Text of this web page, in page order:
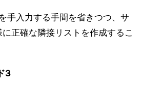
手入力する手間を省きつつ、サ
正確な隣接リストを作成するこ
3